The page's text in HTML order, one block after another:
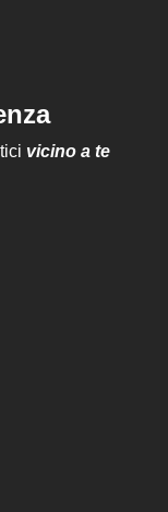
vicino a te